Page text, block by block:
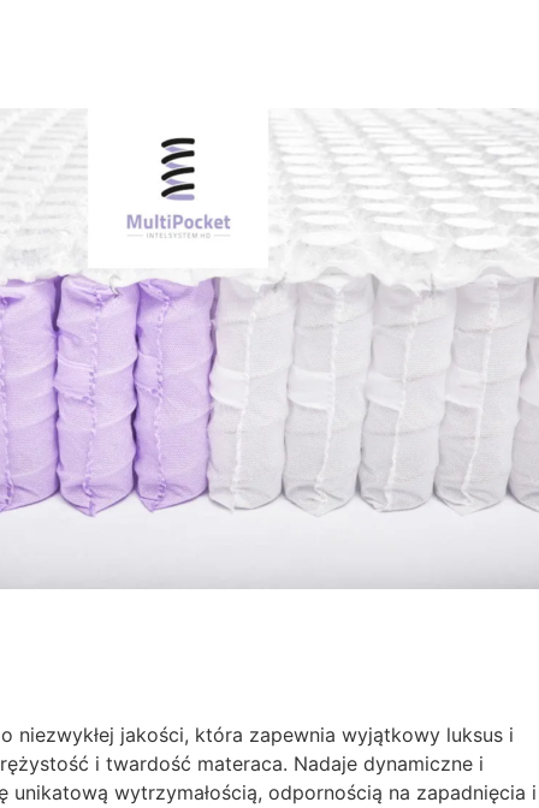
niezwykłej jakości, która zapewnia wyjątkowy luksus i
i twardość materaca. Nadaje dynamiczne i
unikatową wytrzymałością, odpornością na zapadnięcia i